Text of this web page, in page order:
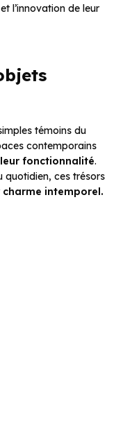
l’innovation de leur
témoins du
contemporains
fonctionnalité.
quotidien, ces trésors
charme intemporel.